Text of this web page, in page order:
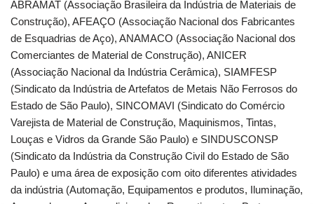
ABRAMAT (Associação Brasileira da Indústria de Materiais de
Construção), AFEAÇO (Associação Nacional dos Fabricantes
de Esquadrias de Aço), ANAMACO (Associação Nacional dos
Comerciantes de Material de Construção), ANICER
(Associação Nacional da Indústria Cerâmica), SIAMFESP
(Sindicato da Indústria de Artefatos de Metais Não Ferrosos do
Estado de São Paulo), SINCOMAVI (Sindicato do Comércio
Varejista de Material de Construção, Maquinismos, Tintas,
Louças e Vidros da Grande São Paulo) e SINDUSCONSP
(Sindicato da Indústria da Construção Civil do Estado de São
Paulo) e uma área de exposição com oito diferentes atividades
da indústria (Automação, Equipamentos e produtos, Iluminação,